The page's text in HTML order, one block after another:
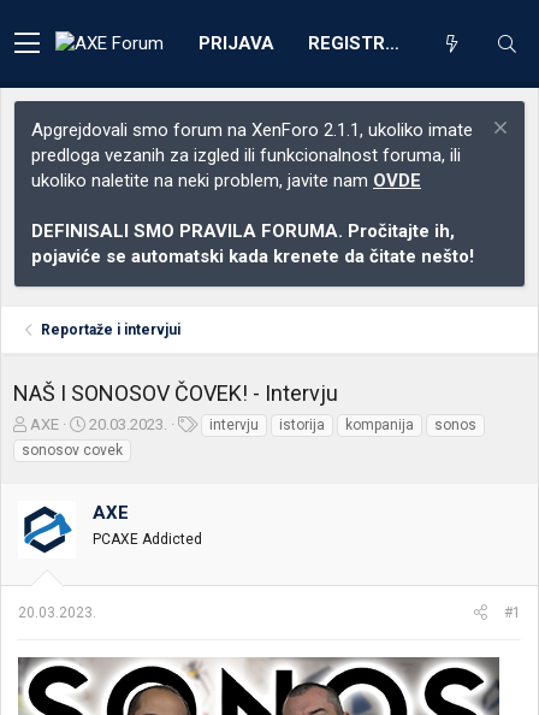
PRIJAVA REGISTRACIJA
Apgrejdovali smo forum na XenForo 2.1.1, ukoliko imate
predloga vezanih za izgled ili funkcionalnost foruma, ili
ukoliko naletite na neki problem, javite nam OVDE
DEFINISALI SMO PRAVILA FORUMA. Pročitajte ih,
pojaviće se automatski kada krenete da čitate nešto!
Reportaže i intervjui
NAŠ I SONOSOV ČOVEK! - Intervju
Z
a
č
t
n
e
e
AXE
D
a
t
m
p
e
a
n
j
20.03.2023.
e
intervju istorija kompanija
sonos
sonosov covek
AXE
PCAXE Addicted
20.03.2023. #1